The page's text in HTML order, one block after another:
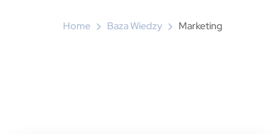
Home Baza Wiedzy Marketing